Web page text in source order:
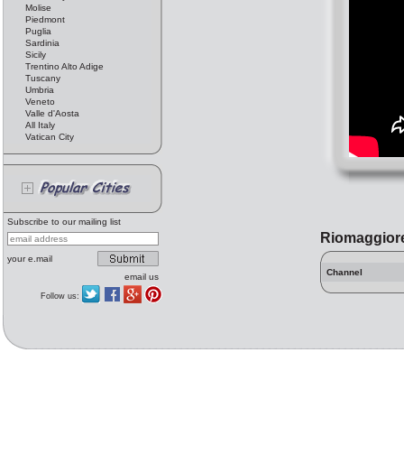
Molise
Piedmont
Puglia
Sardinia
Sicily
Trentino Alto Adige
Tuscany
Umbria
Veneto
Valle d'Aosta
All Italy
Vatican City
Subscribe to our mailing list
your e.mail
email us
Follow us:
Channel